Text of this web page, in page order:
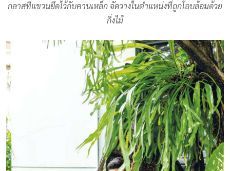
กลาสที่แขวนยึดไว้กับคานเหล็ก จัดวางในตำแหน่งที่ถูกโอบล้อมด้วย
กิ่งไม้